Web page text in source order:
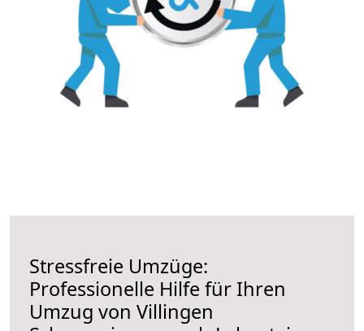
Stressfreie Umzüge:
Professionelle Hilfe für Ihren
Umzug von Villingen